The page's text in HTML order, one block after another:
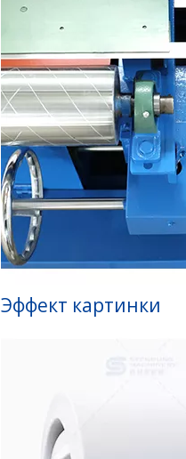
Эффект картинки